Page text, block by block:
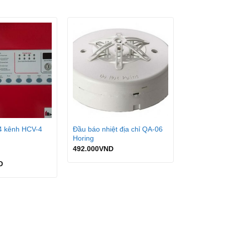
ứng phó kịp thời với những rủi do bất ngờ
kênh HCV-4
Đầu báo nhiệt địa chỉ QA-06
Horing
492.000VND